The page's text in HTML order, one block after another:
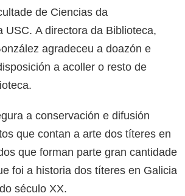
de Ciencias da
USC. A directora da Biblioteca,
agradeceu a doazón e
a acoller o resto de
a conservación e difusión
que contan a arte dos títeres en
que forman parte gran cantidade
foi a historia dos títeres en Galicia
século XX.